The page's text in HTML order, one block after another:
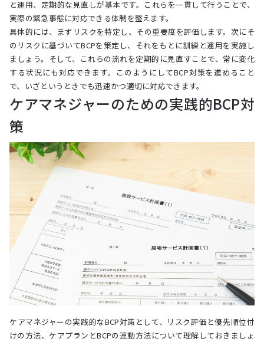
と運用、定期的な見直しが基本です。これらを一貫して行うことで、
実際の緊急事態に対応できる体制を整えます。
具体的には、まずリスクを特定し、その重要度を評価します。次にそ
のリスクに基づいてBCPを策定し、それをもとに訓練と運用を実施し
ましょう。そして、これらの流れを定期的に見直すことで、常に変化
する状況にも対応できます。このようにしてBCP対策を進めること
で、いざというときでも迅速かつ適切に対応できます。
ケアマネジャーのための実践的BCP対
策
ケアマネジャーの実践的なBCP対策として、リスク評価と優先順位付
けの方法、ケアプランとBCPの連動方法について理解しておきましょ